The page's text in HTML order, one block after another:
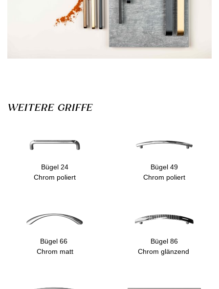
WEITERE GRIFFE
Bügel 24
Chrom poliert
Bügel 49
Chrom poliert
Bügel 66
Chrom matt
Bügel 86
Chrom glänzend